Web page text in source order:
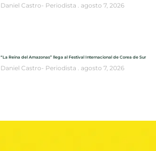
Daniel Castro- Periodista agosto 7, 2026
“La Reina del Amazonas” llega al Festival Internacional de Corea de Sur
Daniel Castro- Periodista agosto 7, 2026